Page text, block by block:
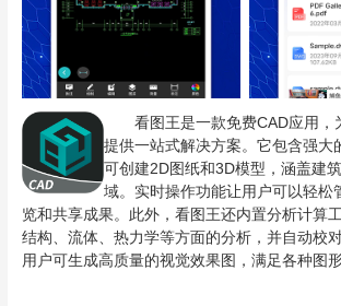
看图王是一款免费CAD应用，
提供一站式解决方案。它包含强大
可创建2D图纸和3D模型，涵盖建
域。实时操作功能让用户可以轻松
览和共享成果。此外，看图王还内置分析计算
结构、流体、热力学等方面的分析，并自动校
用户可生成高质量的视觉效果图，满足各种图形